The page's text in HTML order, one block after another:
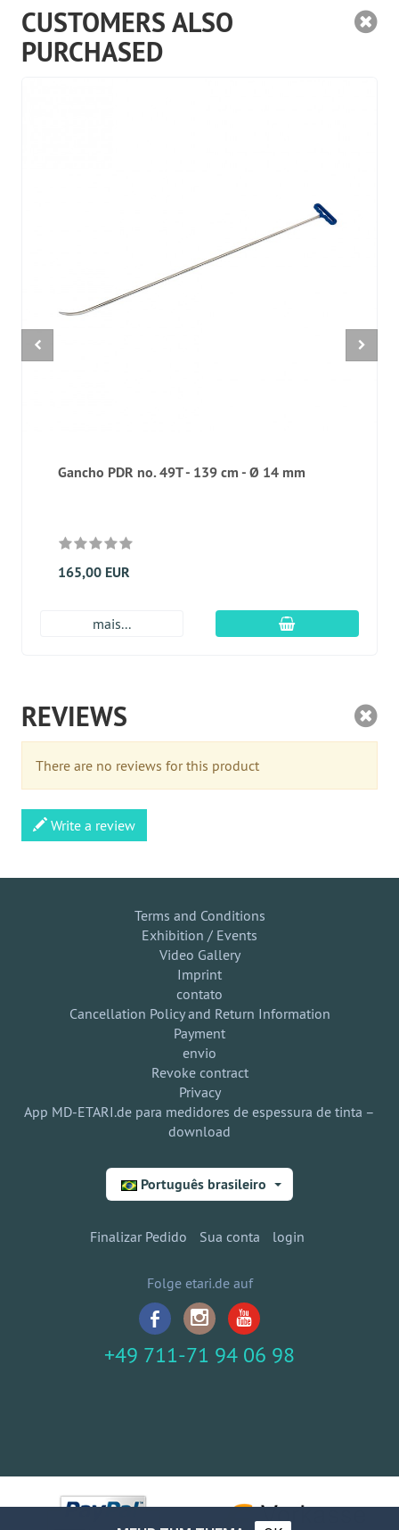
CUSTOMERS ALSO
PURCHASED
Gancho PDR no. 49T - 139 cm - Ø 14 mm
165,00 EUR
mais... Adicionar ao
REVIEWS
There are no reviews for this product
Write a review
Terms and Conditions
Exhibition / Events
Video Gallery
Imprint
contato
Cancellation Policy and Return Information
Payment
envio
Revoke contract
Privacy
App MD-ETARI.de para medidores de espessura de tinta –
download
Português brasileiro
Finalizar Pedido Sua conta login
Folge etari.de auf
+49 711-71 94 06 98